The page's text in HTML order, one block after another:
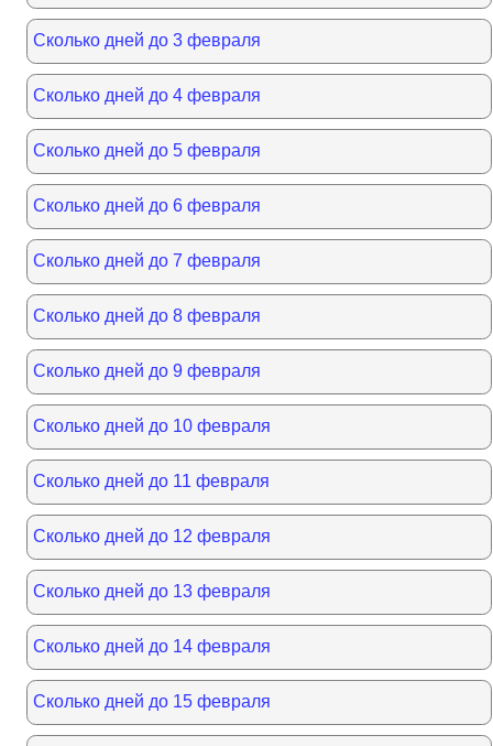
Сколько дней до 3 февраля
Сколько дней до 4 февраля
Сколько дней до 5 февраля
Сколько дней до 6 февраля
Сколько дней до 7 февраля
Сколько дней до 8 февраля
Сколько дней до 9 февраля
Сколько дней до 10 февраля
Сколько дней до 11 февраля
Сколько дней до 12 февраля
Сколько дней до 13 февраля
Сколько дней до 14 февраля
Сколько дней до 15 февраля